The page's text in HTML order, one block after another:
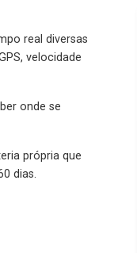
real diversas
velocidade
onde se
própria que
dias.